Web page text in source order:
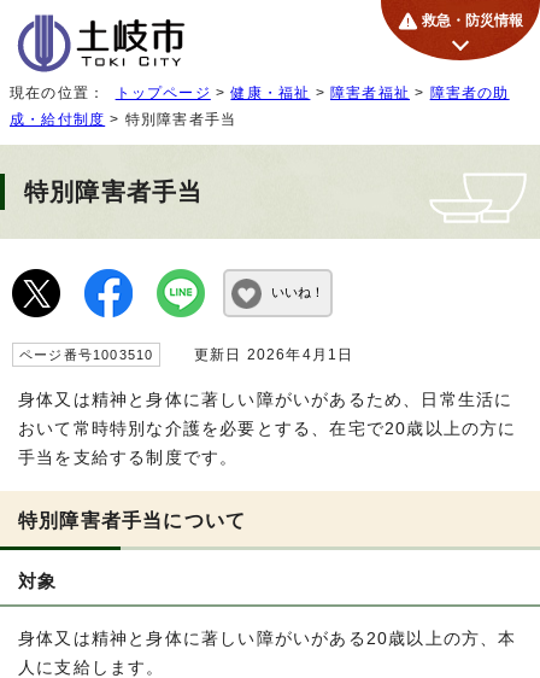
救急・防災情報
現在の位置： トップページ >健康・福祉 >障害者福祉 > 障害者の助
成・給付制度 > 特別障害者手当
特別障害者手当
いいね！
ページ番号1003510 更新日 2026年4月1日
身体又は精神と身体に著しい障がいがあるため、日常生活に
おいて常時特別な介護を必要とする、在宅で20歳以上の方に
手当を支給する制度です。
特別障害者手当について
対象
身体又は精神と身体に著しい障がいがある20歳以上の方、本
人に支給します。